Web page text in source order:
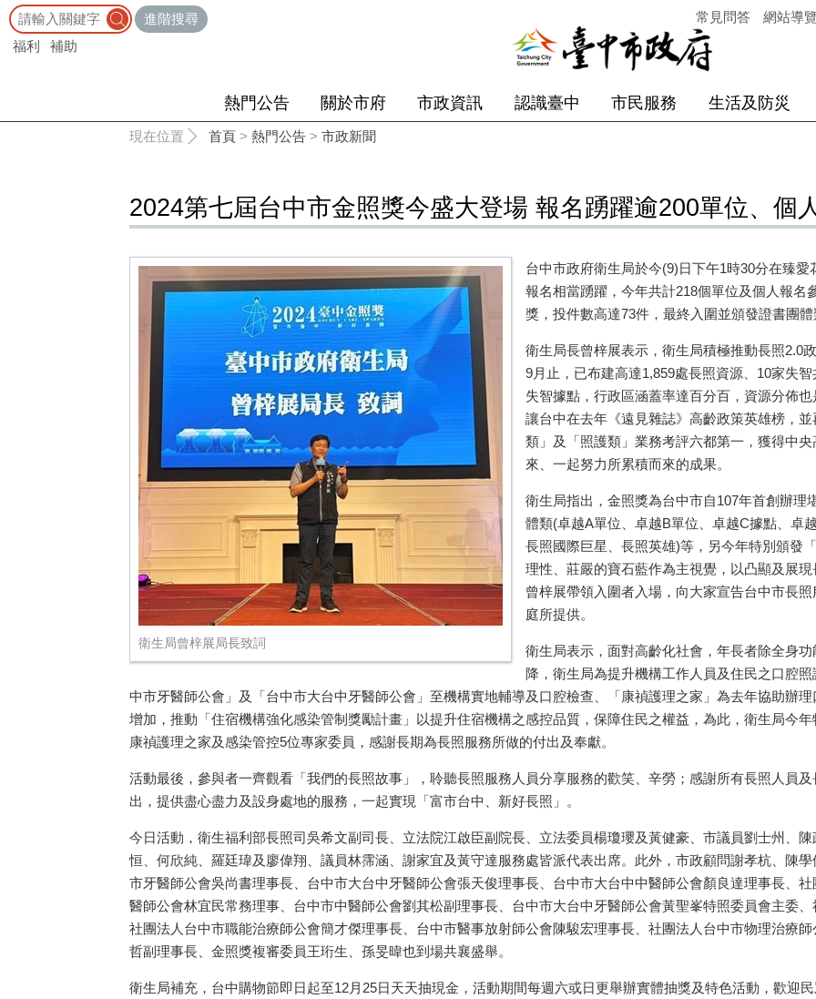
進階搜尋
福利
補助
常見問答 網站導
熱門公告 關於市府 市政資訊 認識臺中 市民服務 生活及防災
現在位置 首頁 > 熱門公告 > 市政新聞
2024第七屆台中市金照獎今盛大登場 報名踴躍逾200單位、個
衛生局曾梓展局長致詞
台中市政府衛生局於今(9)日下午1時30分在臻
報名相當踴躍，今年共計218個單位及個人報
獎，投件數高達73件，最終入圍並頒發證書團
衛生局長曾梓展表示，衛生局積極推動長照2.0
9月止，已布建高達1,859處長照資源、10家失
失智據點，行政區涵蓋率達百分百，資源分佈
讓台中在去年《遠見雜誌》高齡政策英雄榜，
類」及「照護類」業務考評六都第一，獲得中
來、一起努力所累積而來的成果。
衛生局指出，金照獎為台中市自107年首創辦
體類(卓越A單位、卓越B單位、卓越C據點、卓
長照國際巨星、長照英雄)等，另今年特別頒發
理性、莊嚴的寶石藍作為主視覺，以凸顯及展
曾梓展帶領入圍者入場，向大家宣告台中市長
庭所提供。
衛生局表示，面對高齡化社會，年長者除全身
降，衛生局為提升機構工作人員及住民之口腔
中市牙醫師公會」及「台中市大台中牙醫師公會」至機構實地輔導及口腔檢查、「康禎護理之家」為去年協助辦
增加，推動「住宿機構強化感染管制獎勵計畫」以提升住宿機構之感控品質，保障住民之權益，為此，衛生局今
康禎護理之家及感染管控5位專家委員，感謝長期為長照服務所做的付出及奉獻。
活動最後，參與者一齊觀看「我們的長照故事」，聆聽長照服務人員分享服務的歡笑、辛勞；感謝所有長照人員
出，提供盡心盡力及設身處地的服務，一起實現「富市台中、新好長照」。
今日活動，衛生福利部長照司吳希文副司長、立法院江啟臣副院長、立法委員楊瓊瓔及黃健豪、市議員劉士州、
恒、何欣純、羅廷瑋及廖偉翔、議員林霈涵、謝家宜及黃守達服務處皆派代表出席。此外，市政顧問謝孝杭、陳
市牙醫師公會吳尚書理事長、台中市大台中牙醫師公會張天俊理事長、台中市大台中中醫師公會顏良達理事長、
醫師公會林宜民常務理事、台中市中醫師公會劉其松副理事長、台中市大台中牙醫師公會黃聖峯特照委員會主委
社團法人台中市職能治療師公會簡才傑理事長、台中市醫事放射師公會陳駿宏理事長、社團法人台中市物理治療
哲副理事長、金照獎複審委員王珩生、孫旻暐也到場共襄盛舉。
衛生局補充，台中購物節即日起至12月25日天天抽現金，活動期間每週六或日更舉辦實體抽獎及特色活動，歡迎